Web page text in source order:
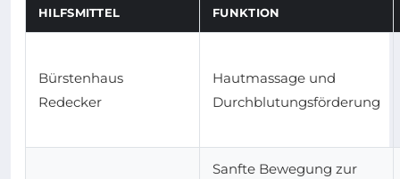
HILFSMITTEL FUNKTION
Bürstenhaus
Redecker
Hautmassage und
Durchblutungsförderung
Sanfte Bewegung zur